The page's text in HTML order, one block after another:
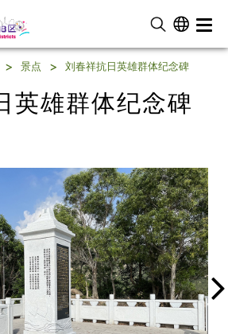
英雄群体纪念碑
景点 刘春祥抗日英雄群体纪念碑
英雄群体纪念碑